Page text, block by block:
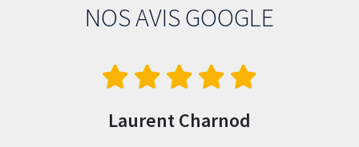
NOS AVIS GOOGLE
Laurent Charnod